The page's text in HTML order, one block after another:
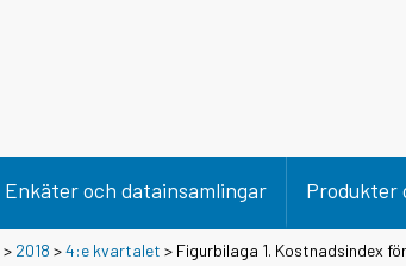
Enkäter och datainsamlingar Produkter
> 2018 >4:e kvartalet > Figurbilaga 1. Kostnadsindex för